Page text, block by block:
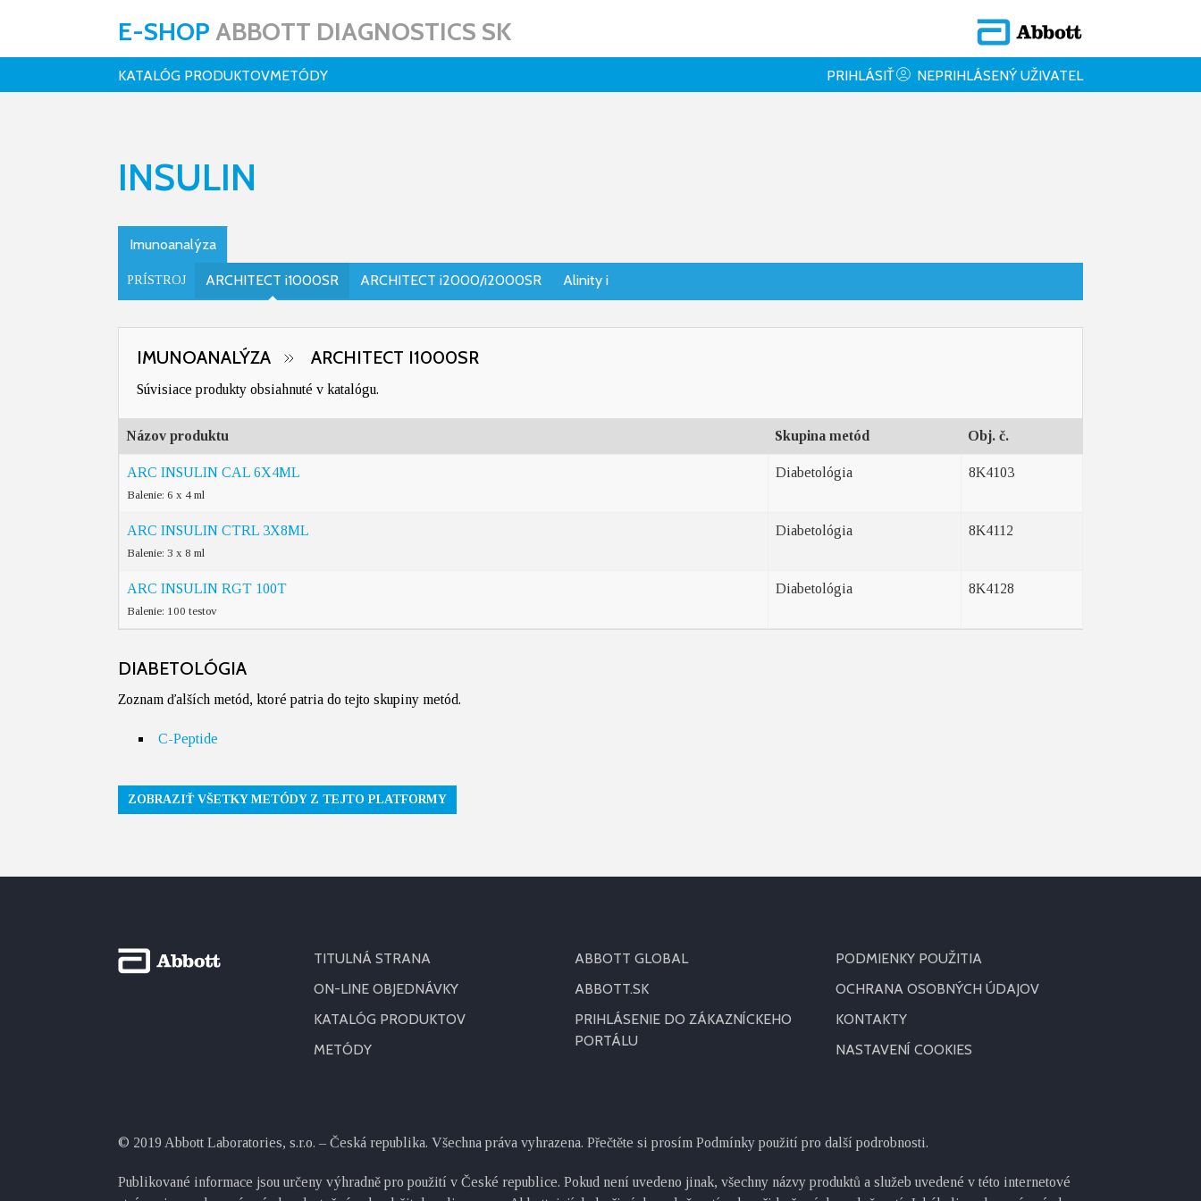
E-SHOP ABBOTT DIAGNOSTICS SK
KATALÓG PRODUKTOVMETÓDY PRIHLÁSIŤ NEPRIHLÁSENÝ UŽIVATEL
INSULIN
Imunoanalýza
PRÍSTROJ ARCHITECT i1000SR ARCHITECT i2000/i2000SR Alinity i
IMUNOANALÝZA ARCHITECT I1000SR
Súvisiace produkty obsiahnuté v katalógu.
Názov produktu Skupina metód Obj. č.
ARC INSULIN CAL 6X4ML
Balenie: 6 x 4 ml
Diabetológia 8K4103
ARC INSULIN CTRL 3X8ML
Balenie: 3 x 8 ml
Diabetológia 8K4112
ARC INSULIN RGT 100T
Balenie: 100 testov
Diabetológia 8K4128
DIABETOLÓGIA
Zoznam ďalších metód, ktoré patria do tejto skupiny metód.
C-Peptide
ZOBRAZIŤ VŠETKY METÓDY Z TEJTO PLATFORMY
TITULNÁ STRANA
ON-LINE OBJEDNÁVKY
KATALÓG PRODUKTOV
METÓDY
ABBOTT GLOBAL
ABBOTT.SK
PRIHLÁSENIE DO ZÁKAZNÍCKEHO
PORTÁLU
PODMIENKY POUŽITIA
OCHRANA OSOBNÝCH ÚDAJOV
KONTAKTY
NASTAVENÍ COOKIES
© 2019 Abbott Laboratories, s.r.o. – Česká republika. Všechna práva vyhrazena. Přečtěte si prosím Podmínky použití pro další podrobnosti.
Publikované informace jsou určeny výhradně pro použití v České republice. Pokud není uvedeno jinak, všechny názvy produktů a služeb uvedené v této internetové